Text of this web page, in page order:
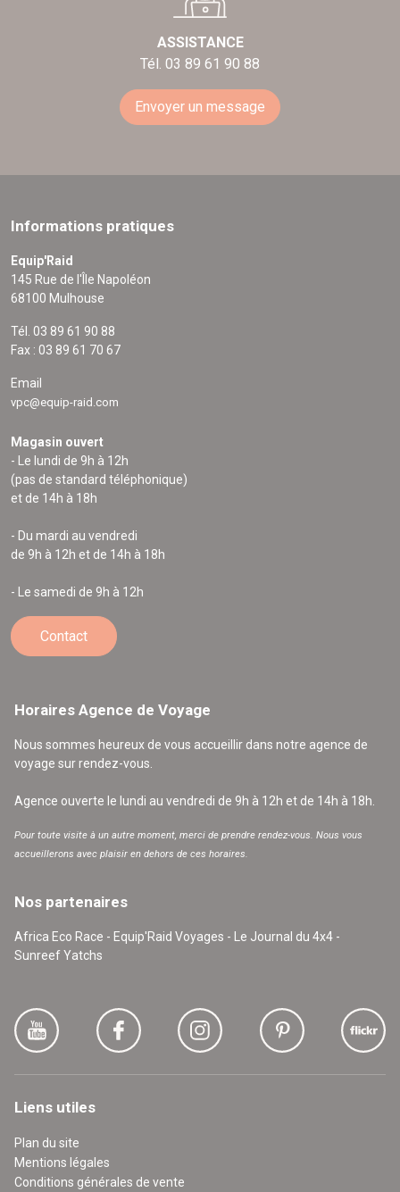
ASSISTANCE
Tél. 03 89 61 90 88
Envoyer un message
Informations pratiques
Equip'Raid
145 Rue de l'Île Napoléon
68100 Mulhouse
Tél. 03 89 61 90 88
Fax : 03 89 61 70 67
Email
vpc@equip-raid.com
Magasin ouvert
- Le lundi de 9h à 12h
(pas de standard téléphonique)
et de 14h à 18h
- Du mardi au vendredi
de 9h à 12h et de 14h à 18h
- Le samedi de 9h à 12h
Contact
Horaires Agence de Voyage
Nous sommes heureux de vous accueillir dans notre agence de
voyage sur rendez-vous.
Agence ouverte le lundi au vendredi de 9h à 12h et de 14h à 18h.
Pour toute visite à un autre moment, merci de prendre rendez-vous. Nous vous
accueillerons avec plaisir en dehors de ces horaires.
Nos partenaires
Africa Eco Race - Equip'Raid Voyages - Le Journal du 4x4 -
Sunreef Yatchs
Liens utiles
Plan du site
Mentions légales
Conditions générales de vente